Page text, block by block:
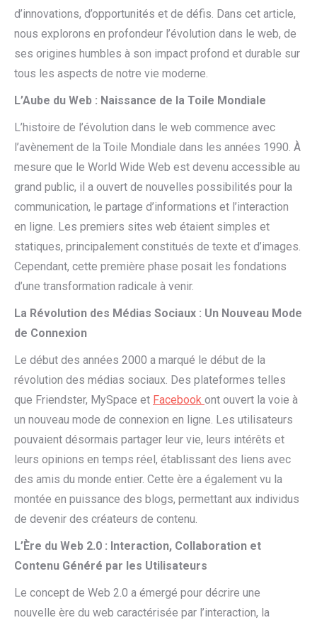
d’innovations, d’opportunités et de défis. Dans cet article,
nous explorons en profondeur l’évolution dans le web, de
ses origines humbles à son impact profond et durable sur
tous les aspects de notre vie moderne.
L’Aube du Web : Naissance de la Toile Mondiale
L’histoire de l’évolution dans le web commence avec
l’avènement de la Toile Mondiale dans les années 1990. À
mesure que le World Wide Web est devenu accessible au
grand public, il a ouvert de nouvelles possibilités pour la
communication, le partage d’informations et l’interaction
en ligne. Les premiers sites web étaient simples et
statiques, principalement constitués de texte et d’images.
Cependant, cette première phase posait les fondations
d’une transformation radicale à venir.
La Révolution des Médias Sociaux : Un Nouveau Mode
de Connexion
Le début des années 2000 a marqué le début de la
révolution des médias sociaux. Des plateformes telles
que Friendster, MySpace et Facebook ont ouvert la voie à
un nouveau mode de connexion en ligne. Les utilisateurs
pouvaient désormais partager leur vie, leurs intérêts et
leurs opinions en temps réel, établissant des liens avec
des amis du monde entier. Cette ère a également vu la
montée en puissance des blogs, permettant aux individus
de devenir des créateurs de contenu.
L’Ère du Web 2.0 : Interaction, Collaboration et
Contenu Généré par les Utilisateurs
Le concept de Web 2.0 a émergé pour décrire une
nouvelle ère du web caractérisée par l’interaction, la